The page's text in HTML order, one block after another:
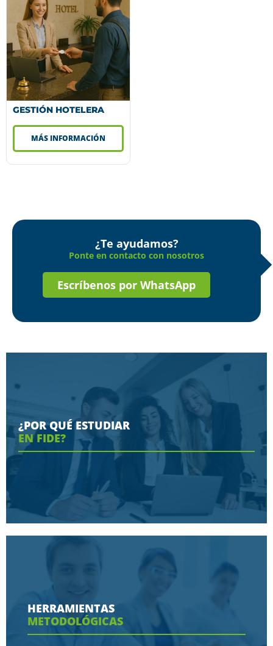
GESTIÓN HOTELERA
MÁS INFORMACIÓN
¿Te ayudamos?
Ponte en contacto con nosotros
Escríbenos por WhatsApp
¿POR QUÉ ESTUDIAR
EN FIDE?
Conoce aquí las razones porque nos eligen
Ver más
HERRAMIENTAS
METODOLÓGICAS